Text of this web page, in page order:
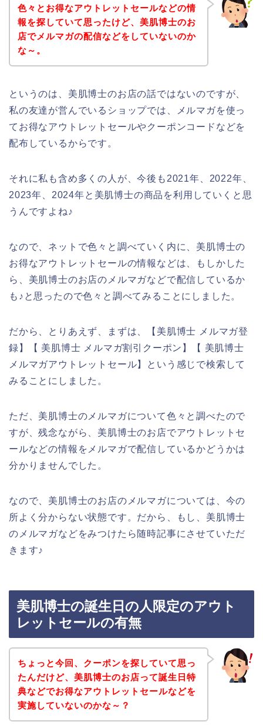
色々とお得なアウトレットセールなどの情
報を探していて思ったけど、美肌博士のお
店でメルマガの配信などをしていないのか
な～。
というのは、美肌博士のお店の話ではないのですが、
私の友達が営んでいるショップでは、メルマガを使っ
てお得なアウトレットセールやクーポンコードなどを
配布しているからです。
それに私も含め多くの人が、今後も2021年、2022年、
2023年、2024年と美肌博士の商品を利用していくと思
うんですよね♪
なので、ネットで色々と調べていく内に、美肌博士の
お得なアウトレットセールの情報などは、もしかした
ら、美肌博士のお店のメルマガなどで配信しているか
も♪と思ったので色々と調べてみることにしました。
だから、とりあえず、まずは、【美肌博士 メルマガ登
録】【 美肌博士 メルマガ割引クーポン】【 美肌博士
メルマガアウトレットセール】という感じで検索して
みることにしました。
ただ、美肌博士のメルマガについて色々と調べたので
すが、残念ながら、美肌博士のお店でアウトレットセ
ールなどの情報をメルマガで配信しているかどうかは
分かりませんでした。
なので、美肌博士のお店のメルマガについては、今の
所よく分からない状態です。だから、もし、美肌博士
のメルマガなどをみつけたら随時記事にさせていただ
きます♪
美肌博士の誕生日の人限定のアウト
レットセールの有無
ちょっと今回、クーポンを探していて思っ
たんだけど、美肌博士のお店って誕生日特
典などでお得なアウトレットセールなどを
実施していないのかな～？